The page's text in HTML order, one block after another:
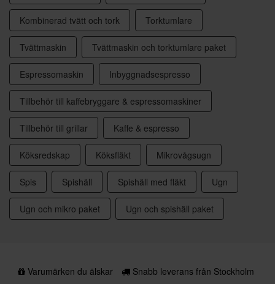
Kombinerad tvätt och tork Torktumlare
Tvättmaskin Tvättmaskin och torktumlare paket
Espressomaskin Inbyggnadsespresso
Tillbehör till kaffebryggare & espressomaskiner
Tillbehör till grillar Kaffe & espresso
Köksredskap Köksfläkt Mikrovågsugn
Spis Spishäll Spishäll med fläkt Ugn
Ugn och mikro paket Ugn och spishäll paket
Varumärken du älskar
Snabb leverans från Stockholm